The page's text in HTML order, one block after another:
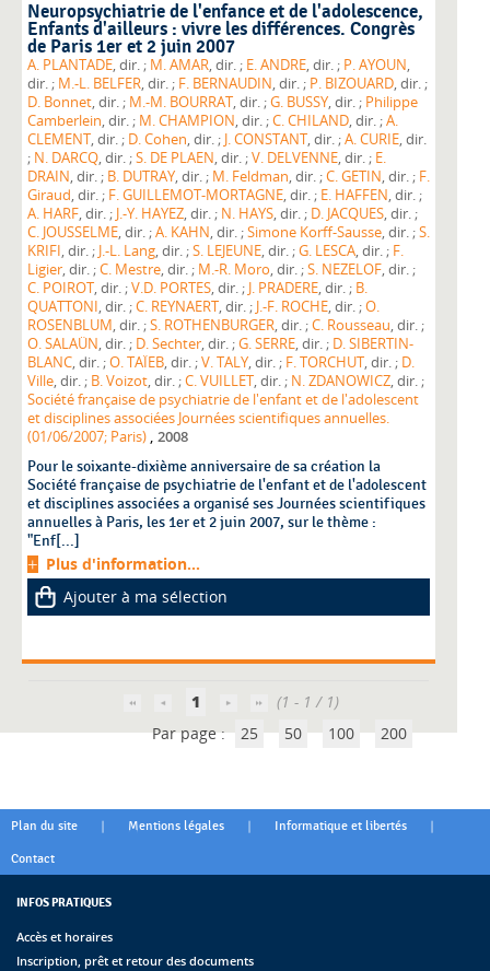
Neuropsychiatrie de l'enfance et de l'adolescence,
Enfants d'ailleurs : vivre les différences. Congrès
de Paris 1er et 2 juin 2007
A. PLANTADE , dir. ; M. AMAR , dir. ; E. ANDRE , dir. ; P. AYOUN,
dir. ; M.-L. BELFER , dir. ; F. BERNAUDIN , dir. ; P. BIZOUARD
, dir. ;
D. Bonnet
, dir. ; M.-M. BOURRAT , dir. ;G. BUSSY , dir. ; Philippe
Camberlein
, dir. ; M. CHAMPION , dir. ;C. CHILAND , dir. ;A.
CLEMENT
, dir. ; D. Cohen , dir. ; J. CONSTANT , dir. ;A. CURIE, dir.
; N. DARCQ , dir. ;S. DE PLAEN , dir. ;V. DELVENNE , dir. ; E.
DRAIN
, dir. ; B. DUTRAY , dir. ; M. Feldman , dir. ;C. GETIN , dir. ; F.
Giraud
, dir. ; F. GUILLEMOT-MORTAGNE , dir. ; E. HAFFEN
, dir. ;
A. HARF
, dir. ; J.-Y. HAYEZ , dir. ; N. HAYS , dir. ; D. JACQUES
, dir. ;
C. JOUSSELME
, dir. ;A. KAHN , dir. ;Simone Korff-Sausse , dir. ;S.
KRIFI
, dir. ; J.-L. Lang , dir. ;S. LEJEUNE , dir. ;G. LESCA , dir. ; F.
Ligier
, dir. ;C. Mestre , dir. ; M.-R. Moro , dir. ;S. NEZELOF
, dir. ;
C. POIROT
, dir. ;V.D. PORTES , dir. ; J. PRADERE , dir. ; B.
QUATTONI
, dir. ;C. REYNAERT , dir. ; J.-F. ROCHE , dir. ;O.
ROSENBLUM
, dir. ;S. ROTHENBURGER , dir. ;C. Rousseau
, dir. ;
O. SALAÜN
, dir. ; D. Sechter , dir. ;G. SERRE , dir. ; D. SIBERTIN-
BLANC
, dir. ;O. TAÏEB , dir. ;V. TALY , dir. ; F. TORCHUT , dir. ; D.
Ville
, dir. ; B. Voizot , dir. ;C. VUILLET , dir. ; N. ZDANOWICZ
, dir. ;
Société française de psychiatrie de l'enfant et de l'adolescent
et disciplines associées Journées scientifiques annuelles.
(01/06/2007; Paris) , 2008
Pour le soixante-dixième anniversaire de sa création la
Société française de psychiatrie de l'enfant et de l'adolescent
et disciplines associées a organisé ses Journées scientifiques
annuelles à Paris, les 1er et 2 juin 2007, sur le thème :
"Enf[...]
Plus d'information...
Ajouter à ma sélection
1
(1 - 1 / 1)
Par page : 25 50 100 200
Plan du site | Mentions légales | Informatique et libertés |
Contact
INFOS PRATIQUES
Accès et horaires
Inscription, prêt et retour des documents